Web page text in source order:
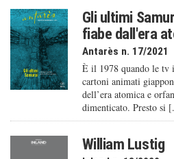
Gli ultimi
fiabe dall'era
Antarès n. 17/2021
È il 1978 quando le tv
cartoni animati
dell’era atomica e
dimenticato. Presto si
William Lustig